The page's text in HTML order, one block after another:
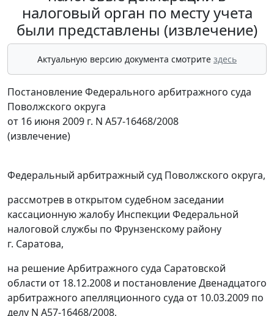
налоговый орган по месту учета
были представлены (извлечение)
Актуальную версию документа смотрите здесь
Постановление Федерального арбитражного суда
Поволжского округа
от 16 июня 2009 г. N А57-16468/2008
(извлечение)
Федеральный арбитражный суд Поволжского округа,
рассмотрев в открытом судебном заседании
кассационную жалобу Инспекции Федеральной
налоговой службы по Фрунзенскому району
г. Саратова,
на решение Арбитражного суда Саратовской
области от 18.12.2008 и постановление Двенадцатого
арбитражного апелляционного суда от 10.03.2009 по
делу N А57-16468/2008,